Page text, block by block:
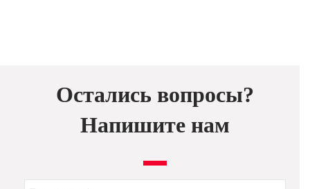
Остались вопросы?
Напишите нам